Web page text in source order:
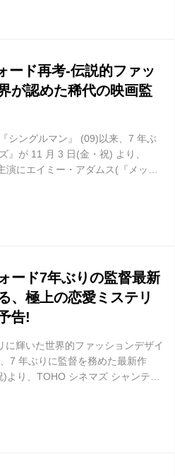
ート、アーロン・テイラー＝ジョ
ード再考-伝説的ファッ
が認めた稀代の映画監
シングルマン』 (09)以来、7 年ぶ
』が 11 月 3 日(金・祝) より、
にエイミー・アダムス(『メッセ
リ受賞をはじめ、脇を固める名優
賞にノミネート、アーロン・テイ
ード7年ぶりの監督最新
、極上の恋愛ミステリ
告!
輝いた世界的ファッションデザイ
7 年ぶりに監督を務めた最新作
より、TOHO シネマズ シャンテほ
ンホール(『ナイトクローラー』)
どい境界線を揺れ動く心を描きだ